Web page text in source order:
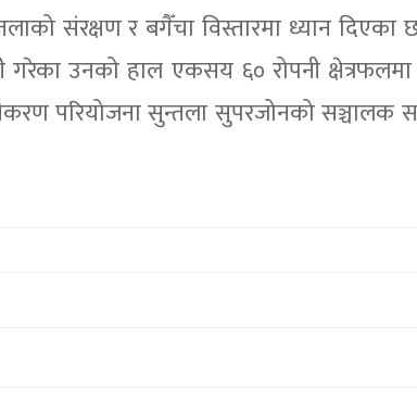
संरक्षण र बगैँचा विस्तारमा ध्यान दिएका
गरेका उनको हाल एकसय ६० रोपनी
परियोजना सुन्तला सुपरजोनको सञ्चालक